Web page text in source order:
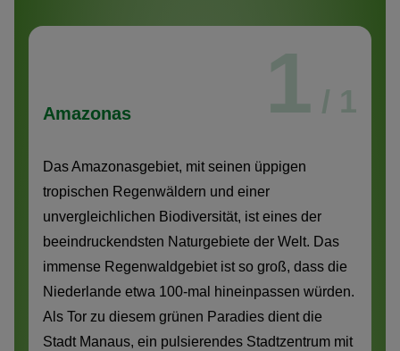
Amazonas 1 / 1
Das Amazonasgebiet, mit seinen üppigen
tropischen Regenwäldern und einer
unvergleichlichen Biodiversität, ist eines der
beeindruckendsten Naturgebiete der Welt. Das
immense Regenwaldgebiet ist so groß, dass die
Niederlande etwa 100-mal hineinpassen würden.
Als Tor zu diesem grünen Paradies dient die
Stadt Manaus, ein pulsierendes Stadtzentrum mit